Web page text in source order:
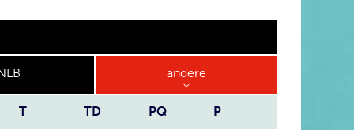
andere
T TD PQ P